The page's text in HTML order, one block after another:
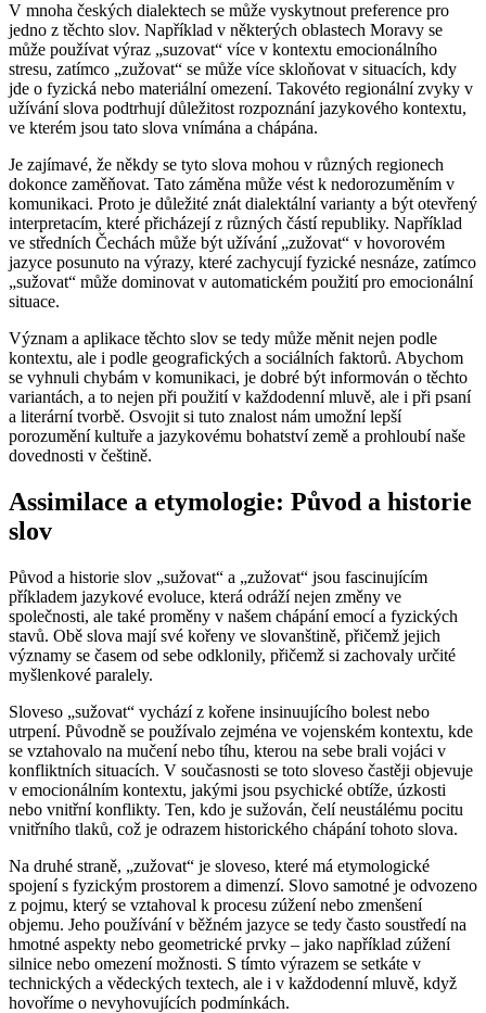
V mnoha českých dialektech se může vyskytnout preference pro
jedno z těchto slov. Například v některých oblastech Moravy se
může používat výraz „suzovat“ více v kontextu emocionálního
stresu, zatímco „zužovat“ se může více skloňovat v situacích, kdy
jde o fyzická nebo materiální omezení. Takovéto regionální zvyky v
užívání slova podtrhují důležitost rozpoznání jazykového kontextu,
ve kterém jsou tato slova vnímána a chápána.
Je zajímavé, že někdy se tyto slova mohou v různých regionech
dokonce zaměňovat. Tato záměna může vést k nedorozuměním v
komunikaci. Proto je důležité znát dialektální varianty a být otevřený
interpretacím, které přicházejí z různých částí republiky. Například
ve středních Čechách může být užívání „zužovat“ v hovorovém
jazyce posunuto na výrazy, které zachycují fyzické nesnáze, zatímco
„sužovat“ může dominovat v automatickém použití pro emocionální
situace.
Význam a aplikace těchto slov se tedy může měnit nejen podle
kontextu, ale i podle geografických a sociálních faktorů. Abychom
se vyhnuli chybám v komunikaci, je dobré být informován o těchto
variantách, a to nejen při použití v každodenní mluvě, ale i při psaní
a literární tvorbě. Osvojit si tuto znalost nám umožní lepší
porozumění kultuře a jazykovému bohatství země a prohloubí naše
dovednosti v češtině.
Assimilace a etymologie: Původ a historie
slov
Původ a historie slov „sužovat“ a „zužovat“ jsou fascinujícím
příkladem jazykové evoluce, která odráží nejen změny ve
společnosti, ale také proměny v našem chápání emocí a fyzických
stavů. Obě slova mají své kořeny ve slovanštině, přičemž jejich
významy se časem od sebe odklonily, přičemž si zachovaly určité
myšlenkové paralely.
Sloveso „sužovat“ vychází z kořene insinuujícího bolest nebo
utrpení. Původně se používalo zejména ve vojenském kontextu, kde
se vztahovalo na mučení nebo tíhu, kterou na sebe brali vojáci v
konfliktních situacích. V současnosti se toto sloveso častěji objevuje
v emocionálním kontextu, jakými jsou psychické obtíže, úzkosti
nebo vnitřní konflikty. Ten, kdo je sužován, čelí neustálému pocitu
vnitřního tlaků, což je odrazem historického chápání tohoto slova.
Na druhé straně, „zužovat“ je sloveso, které má etymologické
spojení s fyzickým prostorem a dimenzí. Slovo samotné je odvozeno
z pojmu, který se vztahoval k procesu zúžení nebo zmenšení
objemu. Jeho používání v běžném jazyce se tedy často soustředí na
hmotné aspekty nebo geometrické prvky – jako například zúžení
silnice nebo omezení možnosti. S tímto výrazem se setkáte v
technických a vědeckých textech, ale i v každodenní mluvě, když
hovoříme o nevyhovujících podmínkách.